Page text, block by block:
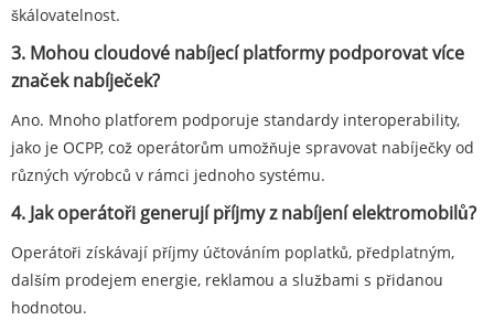
škálovatelnost.
3. Mohou cloudové nabíjecí platformy podporovat více
značek nabíječek?
Ano. Mnoho platforem podporuje standardy interoperability,
jako je OCPP, což operátorům umožňuje spravovat nabíječky od
různých výrobců v rámci jednoho systému.
4. Jak operátoři generují příjmy z nabíjení elektromobilů?
Operátoři získávají příjmy účtováním poplatků, předplatným,
dalším prodejem energie, reklamou a službami s přidanou
hodnotou.